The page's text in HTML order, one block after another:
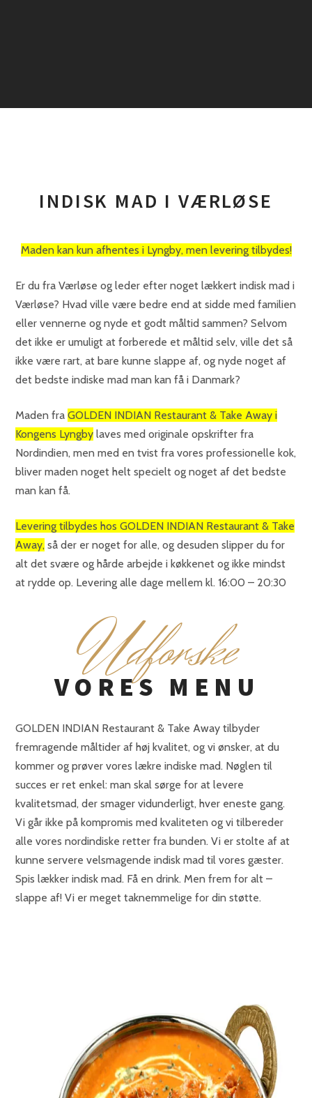
INDISK MAD I VÆRLØSE
Maden kan kun afhentes i Lyngby, men levering tilbydes!
Er du fra Værløse og leder efter noget lækkert indisk mad i
Værløse? Hvad ville være bedre end at sidde med familien
eller vennerne og nyde et godt måltid sammen? Selvom
det ikke er umuligt at forberede et måltid selv, ville det så
ikke være rart, at bare kunne slappe af, og nyde noget af
det bedste indiske mad man kan få i Danmark?
Maden fra GOLDEN INDIAN Restaurant & Take Away i
Kongens Lyngby laves med originale opskrifter fra
Nordindien, men med en tvist fra vores professionelle kok,
bliver maden noget helt specielt og noget af det bedste
man kan få.
Levering tilbydes hos GOLDEN INDIAN Restaurant & Take
Away, så der er noget for alle, og desuden slipper du for
alt det svære og hårde arbejde i køkkenet og ikke mindst
at rydde op. Levering alle dage mellem kl. 16:00 – 20:30
Udforske
VORES MENU
GOLDEN INDIAN Restaurant & Take Away tilbyder
fremragende måltider af høj kvalitet, og vi ønsker, at du
kommer og prøver vores lækre indiske mad. Nøglen til
succes er ret enkel: man skal sørge for at levere
kvalitetsmad, der smager vidunderligt, hver eneste gang.
Vi går ikke på kompromis med kvaliteten og vi tilbereder
alle vores nordindiske retter fra bunden. Vi er stolte af at
kunne servere velsmagende indisk mad til vores gæster.
Spis lækker indisk mad. Få en drink. Men frem for alt –
slappe af! Vi er meget taknemmelige for din støtte.